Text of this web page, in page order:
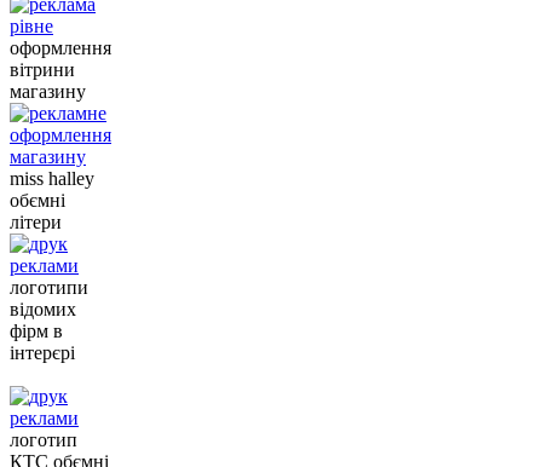
оформлення
вітрини
магазину
miss halley
обємні
літери
логотипи
відомих
фірм в
інтерєрі
логотип
КТС обємні